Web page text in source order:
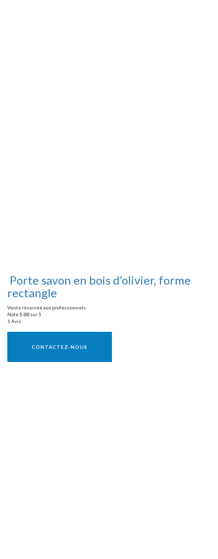
Porte savon en bois d’olivier, forme
rectangle
Vente réservée aux professionnels
Note5.00 sur 5
1 Avis
CONTACTEZ-NOUS